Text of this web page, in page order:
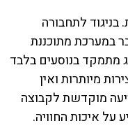
בניגוד לתחבורה
במערכת מתוכננת
מתמקד בנוסעים בלבד
מיותרות ואין
מוקדשת לקבוצה
איכות החוויה.